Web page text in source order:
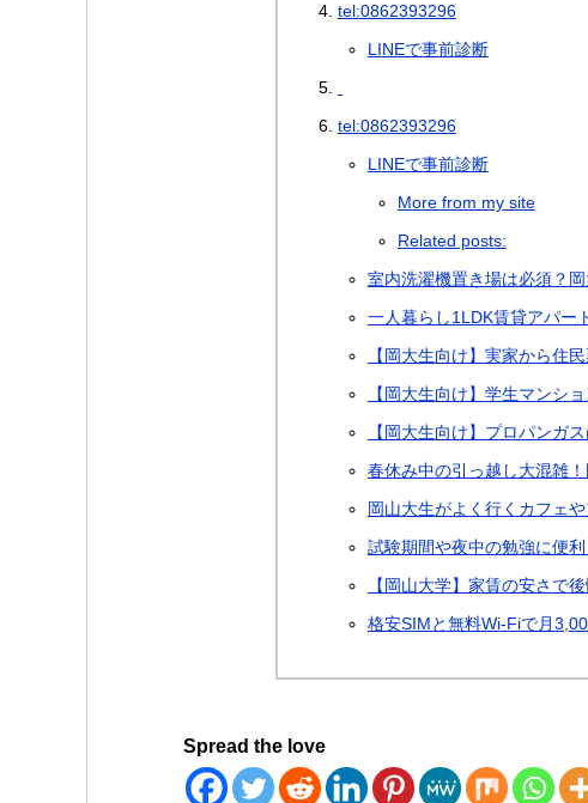
tel:0862393296
LINEで事前診断
tel:0862393296
LINEで事前診断
More from my site
Related posts:
室内洗濯機置き場は必須？
一人暮らし1LDK賃貸アパー
【岡大生向け】実家から住
【岡大生向け】学生マンシ
【岡大生向け】プロパンガ
春休み中の引っ越し大混雑
岡山大生がよく行くカフェ
試験期間や夜中の勉強に便
【岡山大学】家賃の安さで
格安SIMと無料Wi-Fiで月
Spread the love